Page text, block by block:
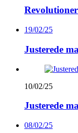
19/02/25
Justerede
10/02/25
Justerede
08/02/25